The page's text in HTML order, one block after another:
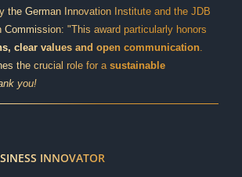
the German Innovation Institute and the JDB
Commission: "This award particularly honors
clear values and open communication.
the crucial role for a sustainable
you!
INNOVATOR